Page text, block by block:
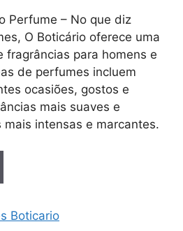
Perfume – No que diz
O Boticário oferece uma
fragrâncias para homens e
de perfumes incluem
ocasiões, gostos e
mais suaves e
intensas e marcantes.
Boticario